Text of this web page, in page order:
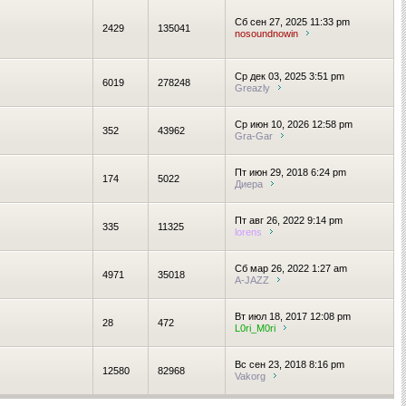
2429 135041
Сб сен 27, 2025 11:33 pm
nosoundnowin
6019 278248
Ср дек 03, 2025 3:51 pm
Greazly
352 43962
Ср июн 10, 2026 12:58 pm
Gra-Gar
174 5022
Пт июн 29, 2018 6:24 pm
Диера
335 11325
Пт авг 26, 2022 9:14 pm
lorens
4971 35018
Сб мар 26, 2022 1:27 am
A-JAZZ
28 472
Вт июл 18, 2017 12:08 pm
L0ri_M0ri
12580 82968
Вс сен 23, 2018 8:16 pm
Vakorg